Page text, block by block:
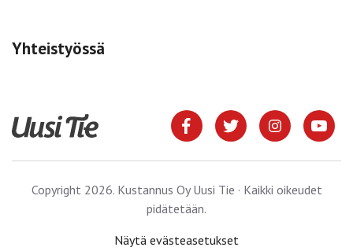
Yhteistyössä
Copyright 2026. Kustannus Oy Uusi Tie · Kaikki oikeudet
pidätetään.
Näytä evästeasetukset